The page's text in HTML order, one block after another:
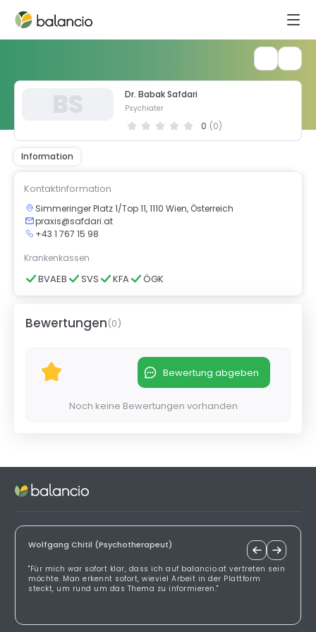
Dr. Babak Safdari
Psychiater
0 (0)
Information
Kontaktinformation
Simmeringer Platz 1/Top 11, 1110 Wien, Österreich
praxis@safdari.at
+43 1 767 15 98
Krankenkassen
BVAEB SVS KFA ÖGK
Bewertungen(0)
Bewertung abgeben
Noch keine Bewertungen vorhanden
Wolfgang Chitil (Psychotherapeut)
"Für mich war sofort klar, dass ich auf balancio.at vertreten sein
möchte. Man erkennt sofort, wieviel Arbeit in der Plattform
steckt, um rund um das Thema zu informieren."